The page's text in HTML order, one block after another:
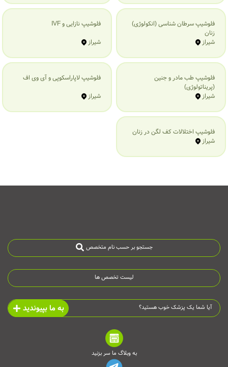
فلوشیپ سرطان شناسی (انکولوژی)
زنان
شیراز
فلوشیپ نازایی و IVF
شیراز
فلوشیپ طب مادر و جنین
(پریناتولوژی)
شیراز
فلوشیپ لاپاراسکوپی و آی وی اف
شیراز
فلوشیپ اختلالات کف لگن در زنان
شیراز
جستجو بر حسب نام متخصص
لیست تخصص ها
آیا شما یک پزشک خوب هستید؟ به ما بپیوندید
به وبلاگ ما سر بزنید